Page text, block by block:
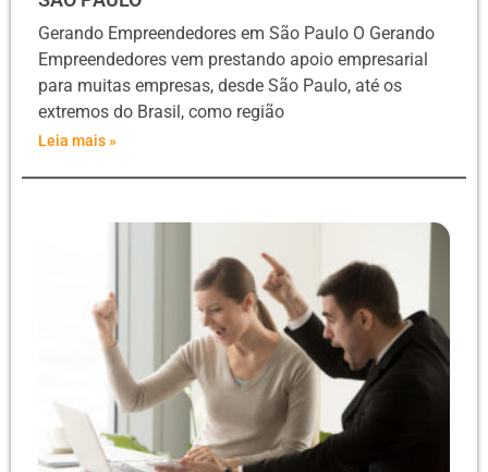
Gerando Empreendedores em São Paulo O Gerando
Empreendedores vem prestando apoio empresarial
para muitas empresas, desde São Paulo, até os
extremos do Brasil, como região
Leia mais »